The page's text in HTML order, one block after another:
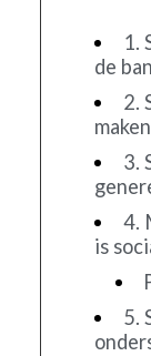
1.
de
2.
3.
4.
is
5.